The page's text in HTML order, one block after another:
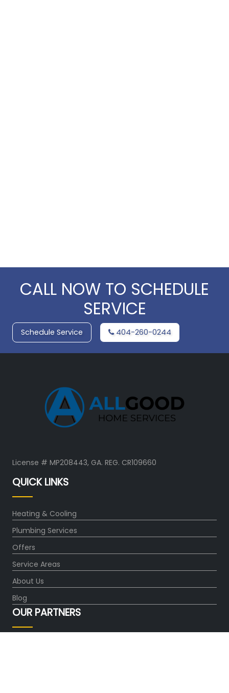
CALL NOW TO SCHEDULE
SERVICE
Schedule Service 404-260-0244
License # MP208443, GA. REG. CR109660
QUICK LINKS
Heating & Cooling
Plumbing Services
Offers
Service Areas
About Us
Blog
OUR PARTNERS